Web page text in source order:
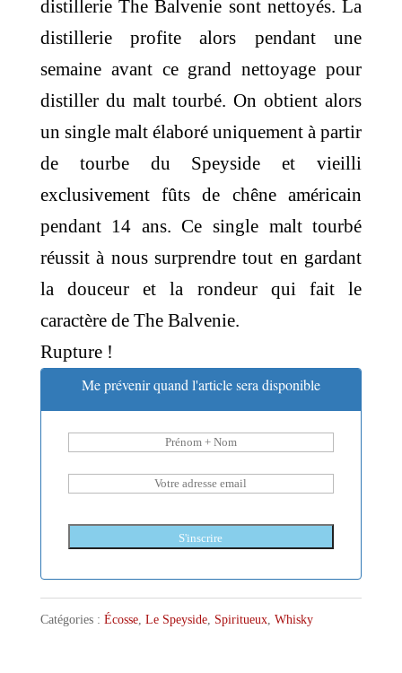
distillerie The Balvenie sont nettoyés. La
distillerie profite alors pendant une
semaine avant ce grand nettoyage pour
distiller du malt tourbé. On obtient alors
un single malt élaboré uniquement à partir
de tourbe du Speyside et vieilli
exclusivement fûts de chêne américain
pendant 14 ans. Ce single malt tourbé
réussit à nous surprendre tout en gardant
la douceur et la rondeur qui fait le
caractère de The Balvenie.
Rupture !
Me prévenir quand l'article sera disponible
S'inscrire
Catégories : Écosse, Le Speyside, Spiritueux, Whisky